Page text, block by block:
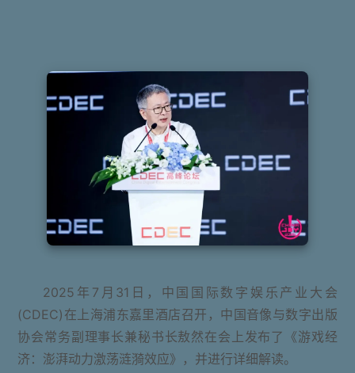
2025年7月31日，中国国际数字娱乐产业大会
(CDEC)在上海浦东嘉里酒店召开，中国音像与数字出版
协会常务副理事长兼秘书长敖然在会上发布了《游戏经
济：澎湃动力激荡涟漪效应》，并进行详细解读。